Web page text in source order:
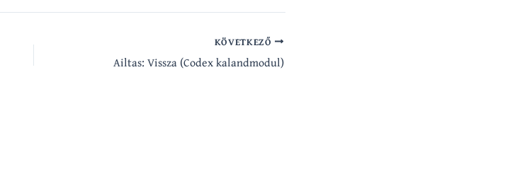
KÖVETKEZŐ
Ailtas: Vissza (Codex kalandmodul)